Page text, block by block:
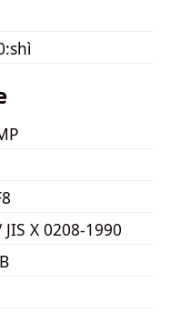
JIS X 0208-1990